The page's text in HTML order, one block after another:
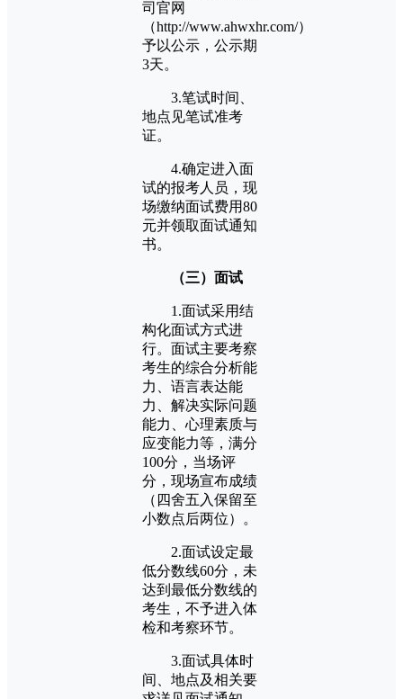
司官网
（http://www.ahwxhr.com/）
予以公示，公示期
3天。
3.笔试时间、
地点见笔试准考
证。
4.确定进入面
试的报考人员，现
场缴纳面试费用80
元并领取面试通知
书。
（三）面试
1.面试采用结
构化面试方式进
行。面试主要考察
考生的综合分析能
力、语言表达能
力、解决实际问题
能力、心理素质与
应变能力等，满分
100分，当场评
分，现场宣布成绩
（四舍五入保留至
小数点后两位）。
2.面试设定最
低分数线60分，未
达到最低分数线的
考生，不予进入体
检和考察环节。
3.面试具体时
间、地点及相关要